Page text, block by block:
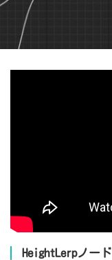
HeightLerpノード